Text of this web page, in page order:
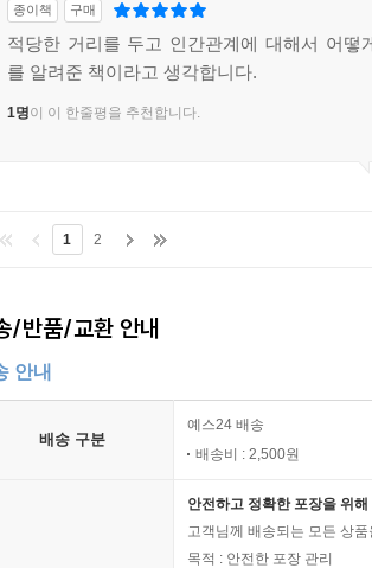
종이책 구매
적당한 거리를 두고 인간관계에 대해서 어떻
를 알려준 책이라고 생각합니다.
1명이 이 한줄평을 추천합니다.
1 2
/반품/교환 안내
안내
배송 구분
예스24 배송
배송비 : 2,500원
안전하고 정확한 포장을 위
고객님께 배송되는 모든 상
목적 : 안전한 포장 관리